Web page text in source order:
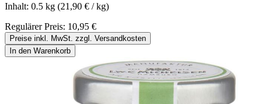
Inhalt: 0.5 kg (21,90 € / kg)
Regulärer Preis: 10,95 €
Preise inkl. MwSt. zzgl. Versandkosten
In den Warenkorb